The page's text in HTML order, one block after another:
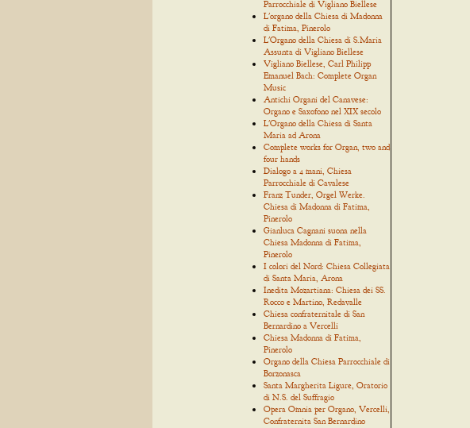
Parrocchiale di Vigliano Biellese
L'organo della Chiesa di Madonna
di Fatima, Pinerolo
L'Organo della Chiesa di S.Maria
Assunta di Vigliano Biellese
Vigliano Biellese, Carl Philipp
Emanuel Bach: Complete Organ
Music
Antichi Organi del Canavese:
Organo e Saxofono nel XIX secolo
L'Organo della Chiesa di Santa
Maria ad Arona
Complete works for Organ, two and
four hands
Dialogo a 4 mani, Chiesa
Parrocchiale di Cavalese
Franz Tunder, Orgel Werke.
Chiesa di Madonna di Fatima,
Pinerolo
Gianluca Cagnani suona nella
Chiesa Madonna di Fatima,
Pinerolo
I colori del Nord: Chiesa Collegiata
di Santa Maria, Arona
Inedita Mozartiana: Chiesa dei SS.
Rocco e Martino, Redavalle
Chiesa confraternitale di San
Bernardino a Vercelli
Chiesa Madonna di Fatima,
Pinerolo
Organo della Chiesa Parrocchiale di
Borzonasca
Santa Margherita Ligure, Oratorio
di N.S. del Suffragio
Opera Omnia per Organo, Vercelli,
Confraternita San Bernardino